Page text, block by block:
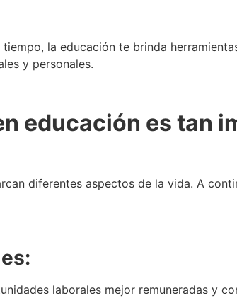
la educación te brinda
y personales.
educación es tan
diferentes aspectos de la vida. A
laborales mejor remuneradas y